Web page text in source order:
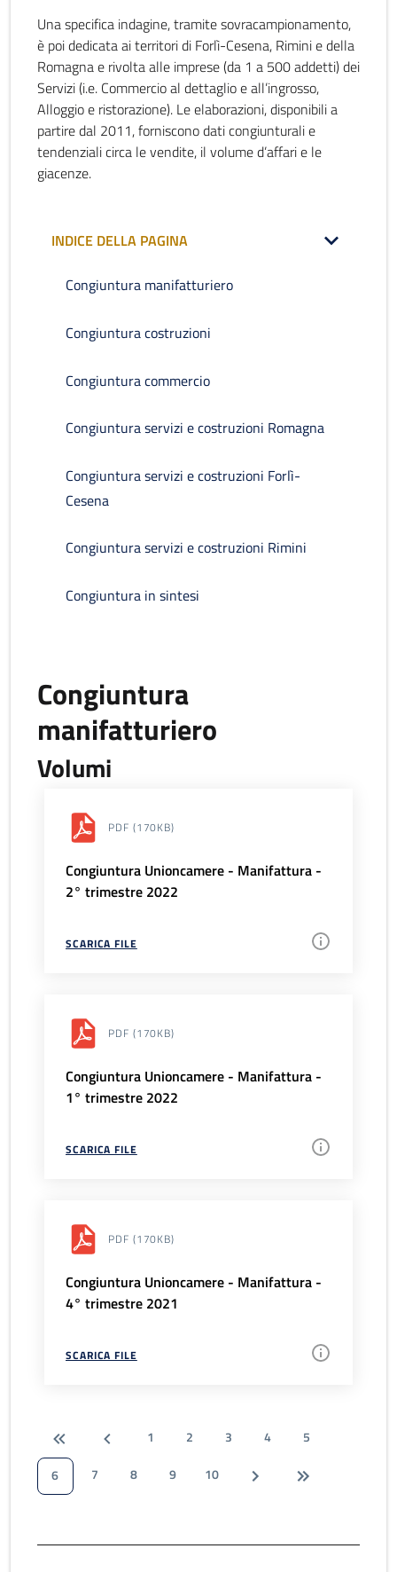
Una specifica indagine, tramite sovracampionamento,
è poi dedicata ai territori di Forlì-Cesena, Rimini e della
Romagna e rivolta alle imprese (da 1 a 500 addetti) dei
Servizi (i.e. Commercio al dettaglio e all’ingrosso,
Alloggio e ristorazione). Le elaborazioni, disponibili a
partire dal 2011, forniscono dati congiunturali e
tendenziali circa le vendite, il volume d’affari e le
giacenze.
INDICE DELLA PAGINA
Congiuntura manifatturiero
Congiuntura costruzioni
Congiuntura commercio
Congiuntura servizi e costruzioni Romagna
Congiuntura servizi e costruzioni Forlì-
Cesena
Congiuntura servizi e costruzioni Rimini
Congiuntura in sintesi
Congiuntura
manifatturiero
Volumi
PDF (170KB)
Congiuntura Unioncamere - Manifattura -
2° trimestre 2022
SCARICA FILE
PDF (170KB)
Congiuntura Unioncamere - Manifattura -
1° trimestre 2022
SCARICA FILE
PDF (170KB)
Congiuntura Unioncamere - Manifattura -
4° trimestre 2021
SCARICA FILE
1 2 3 4
5
6
7 8 9 10